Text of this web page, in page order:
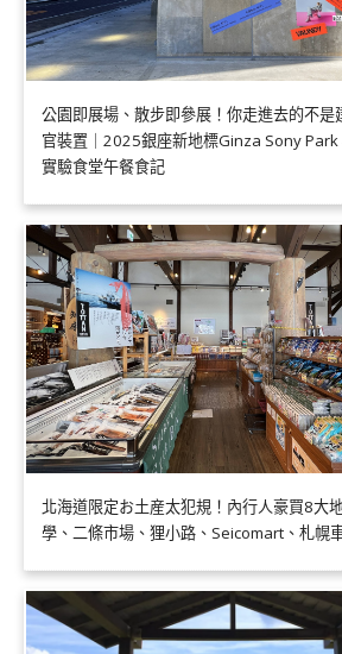
公園即展場、散步即參展！你走進去的不是
官裝置｜2025銀座新地標Ginza Sony
實驗食堂午餐食記
北海道限定お土産太犯規！內行人豪買8大
學、二條市場、狸小路、Seicomart、札幌